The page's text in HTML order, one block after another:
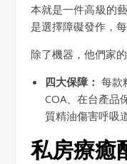
本就是一件高級的
是選擇障礙發作，
除了機器，他們家
四大保障： 每款
COA、在台產品
質精油傷害呼吸
私房療癒